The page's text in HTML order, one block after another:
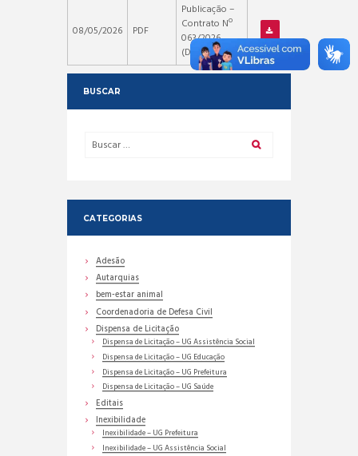
08/05/2026 PDF
Publicação –
Contrato Nº
063/2026
(DOM/ES)
BUSCAR
CATEGORIAS
Adesão
Autarquias
bem-estar animal
Coordenadoria de Defesa Civil
Dispensa de Licitação
Dispensa de Licitação – UG Assistência Social
Dispensa de Licitação – UG Educação
Dispensa de Licitação – UG Prefeitura
Dispensa de Licitação – UG Saúde
Editais
Inexibilidade
Inexibilidade – UG Prefeitura
Inexibilidade – UG Assistência Social